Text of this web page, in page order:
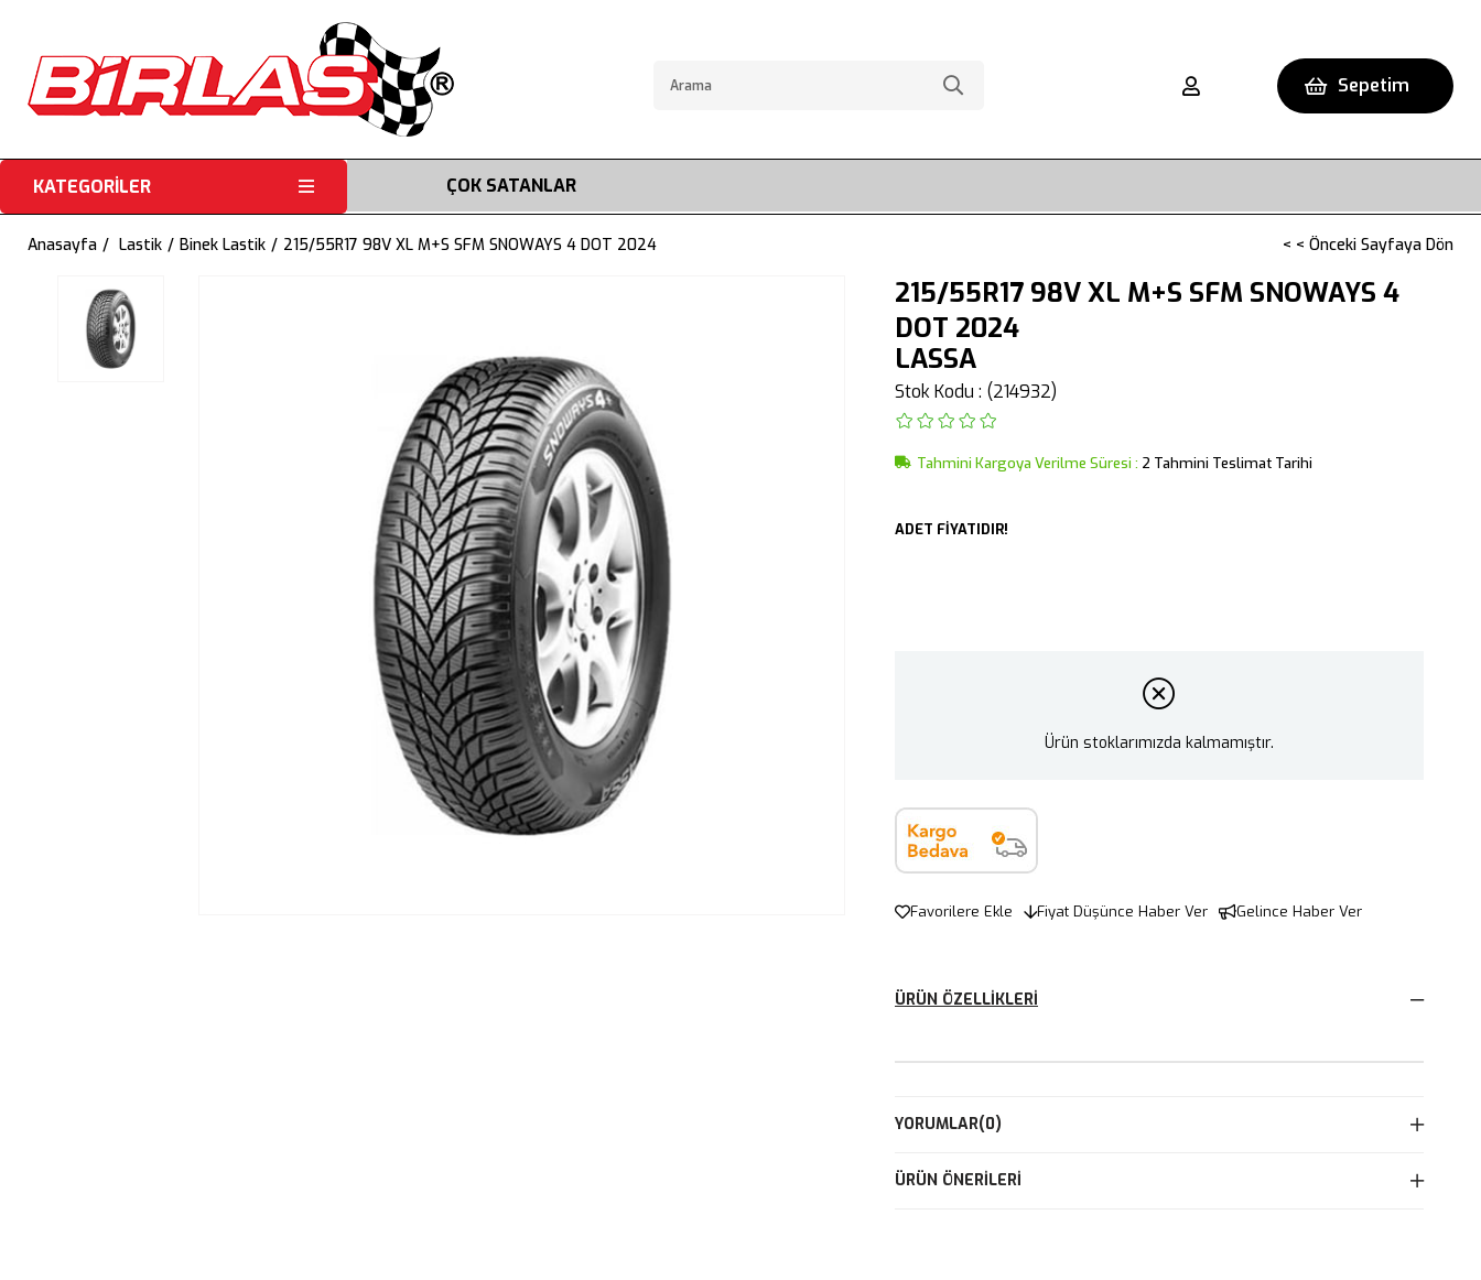
Sepetim
KATEGORİLER ÇOK SATANLAR
Anasayfa Lastik Binek Lastik 215/55R17 98V XL M+S SFM SNOWAYS 4 DOT 2024 < < Önceki Sayfaya Dön
215/55R17 98V XL M+S SFM SNOWAYS 4
DOT 2024
LASSA
Stok Kodu (214932)
Tahmini Kargoya Verilme Süresi : 2 Tahmini Teslimat Tarihi
ADET FİYATIDIR!
Ürün stoklarımızda kalmamıştır.
Favorilere Ekle Fiyat Düşünce Haber Ver Gelince Haber Ver
ÜRÜN ÖZELLIKLERI
YORUMLAR(0)
ÜRÜN ÖNERILERI